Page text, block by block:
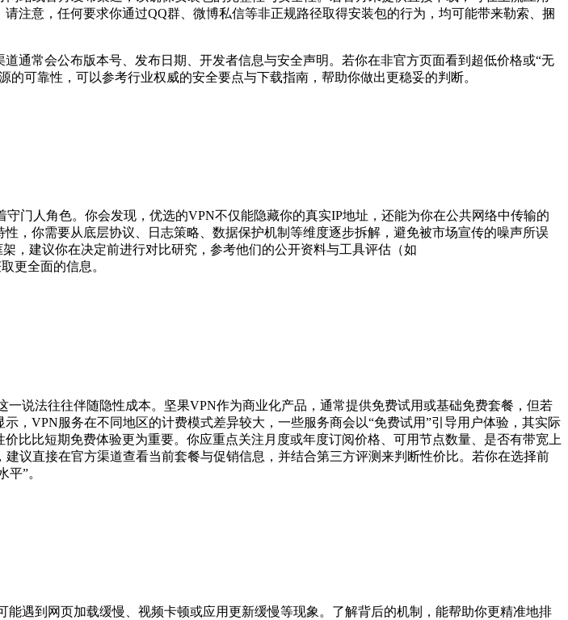
注意，任何要求你通过QQ群、微博私信等非正规路径取得安装包的行为，均可能带来勒索、捆
通常会公布版本号、发布日期、开发者信息与安全声明。若你在非官方页面看到超低价格或“无
可靠性，可以参考行业权威的安全要点与下载指南，帮助你做出更稳妥的判断。
门人角色。你会发现，优选的VPN不仅能隐藏你的真实IP地址，还能为你在公共网络中传输的
，你需要从底层协议、日志策略、数据保护机制等维度逐步拆解，避免被市场宣传的噪声所误
，建议你在决定前进行对比研究，参考他们的公开资料与工具评估（如
更全面的信息。
一说法往往伴随隐性成本。坚果VPN作为商业化产品，通常提供免费试用或基础免费套餐，但若
，VPN服务在不同地区的计费模式差异较大，一些服务商会以“免费试用”引导用户体验，其实际
比比短期免费体验更为重要。你应重点关注月度或年度订阅价格、可用节点数量、是否有带宽上
议直接在官方渠道查看当前套餐与促销信息，并结合第三方评测来判断性价比。若你在选择前
”。
能遇到网页加载缓慢、视频卡顿或应用更新缓慢等现象。了解背后的机制，能帮助你更精准地排